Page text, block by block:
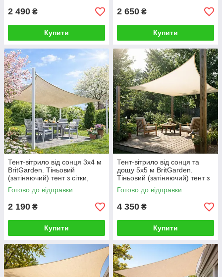
2 490 ₴
Купити
2 650 ₴
Купити
Тент-вітрило від сонця 3х4 м
BritGarden. Тіньовий
(затіняючий) тент з сітки,
молоко. Тінь 95%
Готово до відправки
2 190 ₴
Купити
Тент-вітрило від сонця та
дощу 5х5 м BritGarden.
Тіньовий (затіняючий) тент з
оксфорду, бежевий. Тінь 95%
Готово до відправки
4 350 ₴
Купити